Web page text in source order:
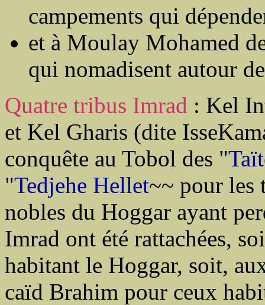
campements qui
et à Moulay Mohamed
qui nomadisent autour
Quatre tribus Imrad : Kel
et Kel Gharis (dite
conquête au Tobol des "
"Tedjehe Hellet~~ pour les
nobles du Hoggar ayant
Imrad ont été rattachées,
habitant le Hoggar, soit,
caïd Brahim pour ceux